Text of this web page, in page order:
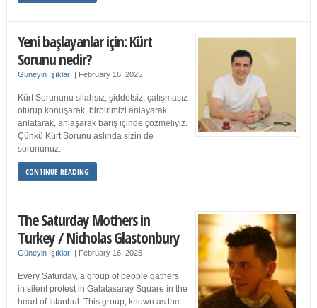
Yeni başlayanlar için: Kürt
Sorunu nedir?
Güneyin Işıkları | February 16, 2025
Kürt Sorununu silahsız, şiddetsiz, çatışmasız
oturup konuşarak, birbirimizi anlayarak,
anlatarak, anlaşarak barış içinde çözmeliyiz.
Çünkü Kürt Sorunu aslında sizin de
sorununuz.
CONTINUE READING
The Saturday Mothers in
Turkey / Nicholas Glastonbury
Güneyin Işıkları | February 16, 2025
Every Saturday, a group of people gathers
in silent protest in Galatasaray Square in the
heart of Istanbul. This group, known as the